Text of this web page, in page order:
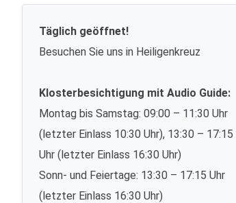
Täglich geöffnet!
Besuchen Sie uns in Heiligenkreuz
Klosterbesichtigung mit Audio Guide:
Montag bis Samstag: 09:00 – 11:30 Uhr
(letzter Einlass 10:30 Uhr), 13:30 – 17:15
Uhr (letzter Einlass 16:30 Uhr)
Sonn- und Feiertage: 13:30 – 17:15 Uhr
(letzter Einlass 16:30 Uhr)